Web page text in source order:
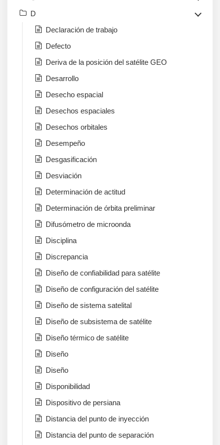
D
Declaración de trabajo
Defecto
Deriva de la posición del satélite GEO
Desarrollo
Desecho espacial
Desechos espaciales
Desechos orbitales
Desempeño
Desgasificación
Desviación
Determinación de actitud
Determinación de órbita preliminar
Difusómetro de microonda
Disciplina
Discrepancia
Diseño de confiabilidad para satélite
Diseño de configuración del satélite
Diseño de sistema satelital
Diseño de subsistema de satélite
Diseño térmico de satélite
Diseño
Diseño
Disponibilidad
Dispositivo de persiana
Distancia del punto de inyección
Distancia del punto de separación